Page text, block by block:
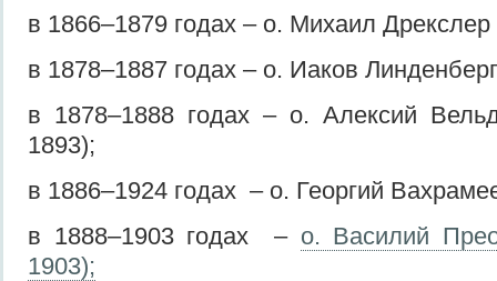
в 1866–1879 годах – о. Михаил
в 1878–1887 годах – о. Иаков
в 1878–1888 годах – о. Алексий
1893);
в 1886–1924 годах – о. Георгий
в 1888–1903 годах – о. Василий
1903);